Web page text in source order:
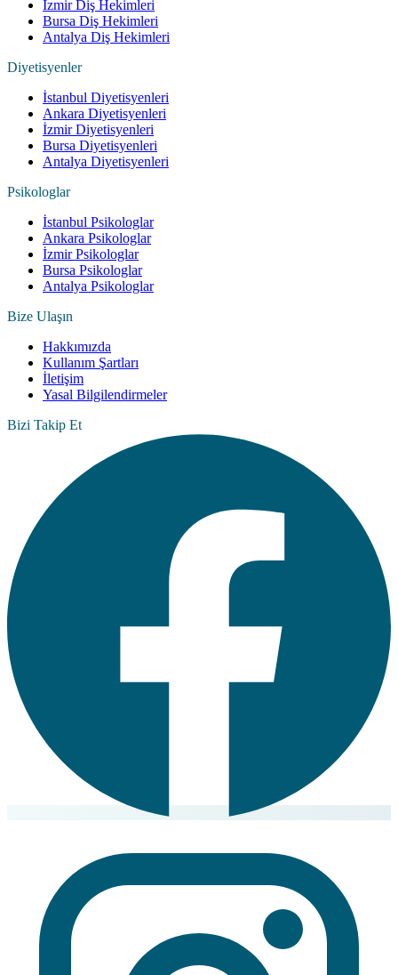
İzmir Diş Hekimleri
Bursa Diş Hekimleri
Antalya Diş Hekimleri
Diyetisyenler
İstanbul Diyetisyenleri
Ankara Diyetisyenleri
İzmir Diyetisyenleri
Bursa Diyetisyenleri
Antalya Diyetisyenleri
Psikologlar
İstanbul Psikologlar
Ankara Psikologlar
İzmir Psikologlar
Bursa Psikologlar
Antalya Psikologlar
Bize Ulaşın
Hakkımızda
Kullanım Şartları
İletişim
Yasal Bilgilendirmeler
Bizi Takip Et